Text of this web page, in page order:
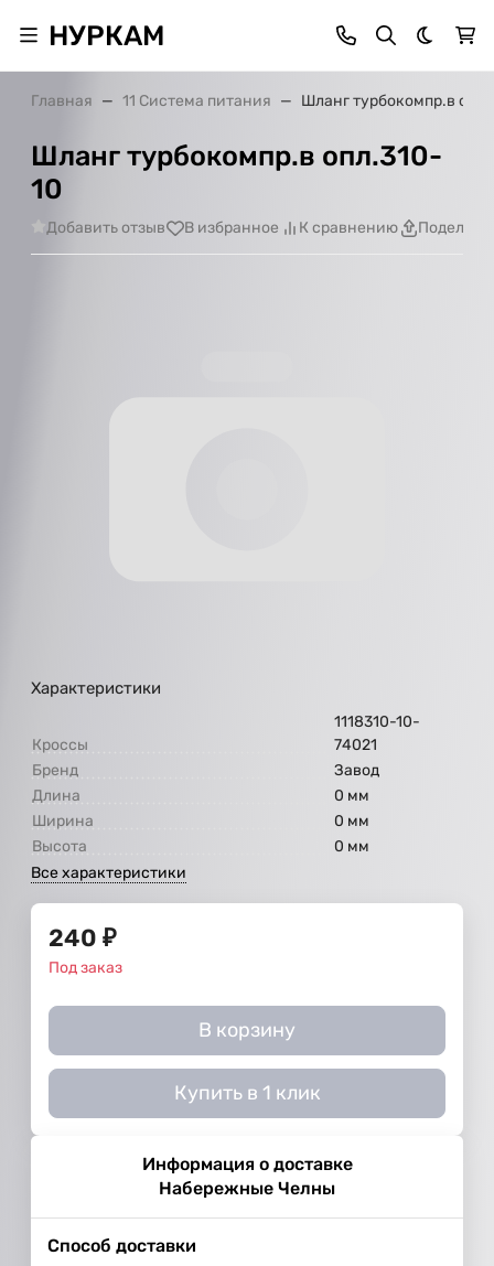
НУРКАМ Темная
Главная 11 Система питания Шланг турбокомпр.в
Шланг турбокомпр.в опл.310-
10
Добавить отзыв В избранное К сравнению
Характеристики
Кроссы
1118310-10-
74021
Бренд
Завод
Длина
0 мм
Ширина
0 мм
Высота
0 мм
Все характеристики
240 ₽
Под заказ
В корзину
Купить в 1 клик
Информация о доставке
Набережные Челны
Способ доставки